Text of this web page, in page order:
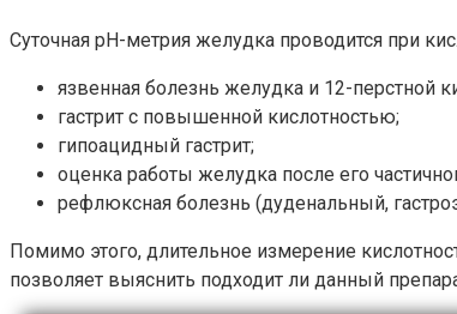
Суточная рН-метрия желудка проводится при
язвенная болезнь желудка и 12-перстной
гастрит с повышенной кислотностью;
гипоацидный гастрит;
оценка работы желудка после его
рефлюксная болезнь (дуденальный,
Помимо этого, длительное измерение
позволяет выяснить подходит ли данный